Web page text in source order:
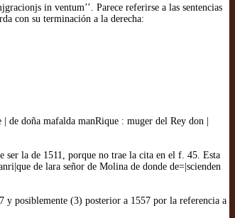
in ventum’’. Parece referirse a las sentencias
con su terminación a la derecha:
de doña mafalda manRique : muger del Rey don |
ser la de 1511, porque no trae la cita en el f. 45. Esta
de lara señor de Molina de donde de=|scienden
y posiblemente (3) posterior a 1557 por la referencia a